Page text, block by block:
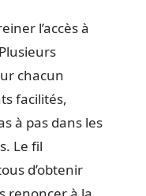
l’accès à
chacun
facilités,
à pas dans les
Le fil
d’obtenir